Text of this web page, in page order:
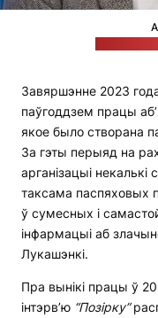
Завяршэнне 2023
паўгоддзем працы
якое было створана
За гэты перыяд на
арганізацыі некалькі
таксама паспяховых
ў сумесных і
інфармацыі аб
Лукашэнкі.
Пра вынікі працы ў
інтэрв’ю “Позірку”